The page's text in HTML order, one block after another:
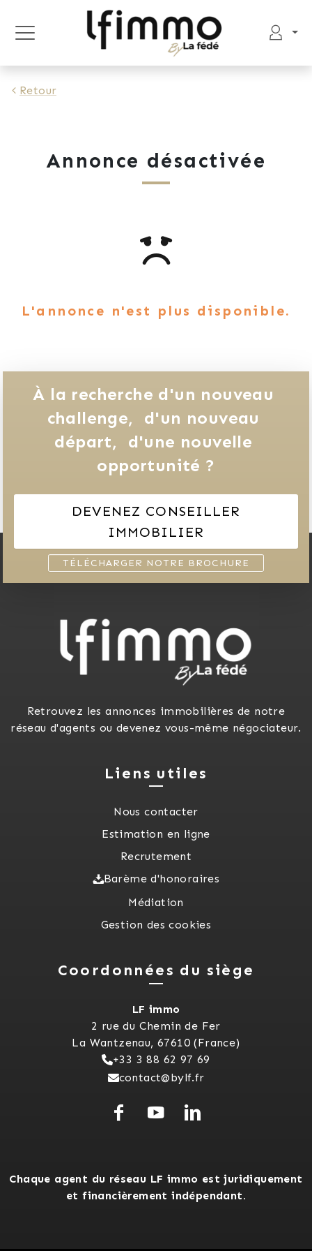
Retour
Annonce désactivée
L'annonce n'est plus disponible.
À la recherche d'un nouveau
challenge,
d'un nouveau
départ,
d'une nouvelle
opportunité ?
DEVENEZ CONSEILLER
IMMOBILIER
TÉLÉCHARGER NOTRE BROCHURE
Retrouvez les annonces immobilières de notre
réseau d'agents ou devenez vous-même négociateur.
Liens utiles
Nous contacter
Estimation en ligne
Recrutement
Barème d'honoraires
Médiation
Gestion des cookies
Coordonnées du siège
LF immo
2 rue du Chemin de Fer
La Wantzenau, 67610 (France)
+33 3 88 62 97 69
contact@bylf.fr
Chaque agent du réseau LF immo est juridiquement
et financièrement indépendant.